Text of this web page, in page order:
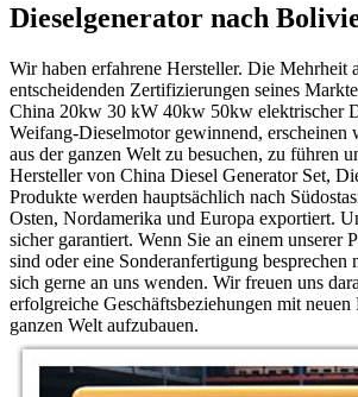
Dieselgenerator nach
Wir haben erfahrene Hersteller. Die Mehrheit
entscheidenden Zertifizierungen seines
China 20kw 30 kW 40kw 50kw elektrischer
Weifang-Dieselmotor gewinnend, erscheinen
aus der ganzen Welt zu besuchen, zu führen
Hersteller von China Diesel Generator Set,
Produkte werden hauptsächlich nach
Osten, Nordamerika und Europa exportiert.
sicher garantiert. Wenn Sie an einem unserer
sind oder eine Sonderanfertigung besprechen
sich gerne an uns wenden. Wir freuen uns
erfolgreiche Geschäftsbeziehungen mit
ganzen Welt aufzubauen.